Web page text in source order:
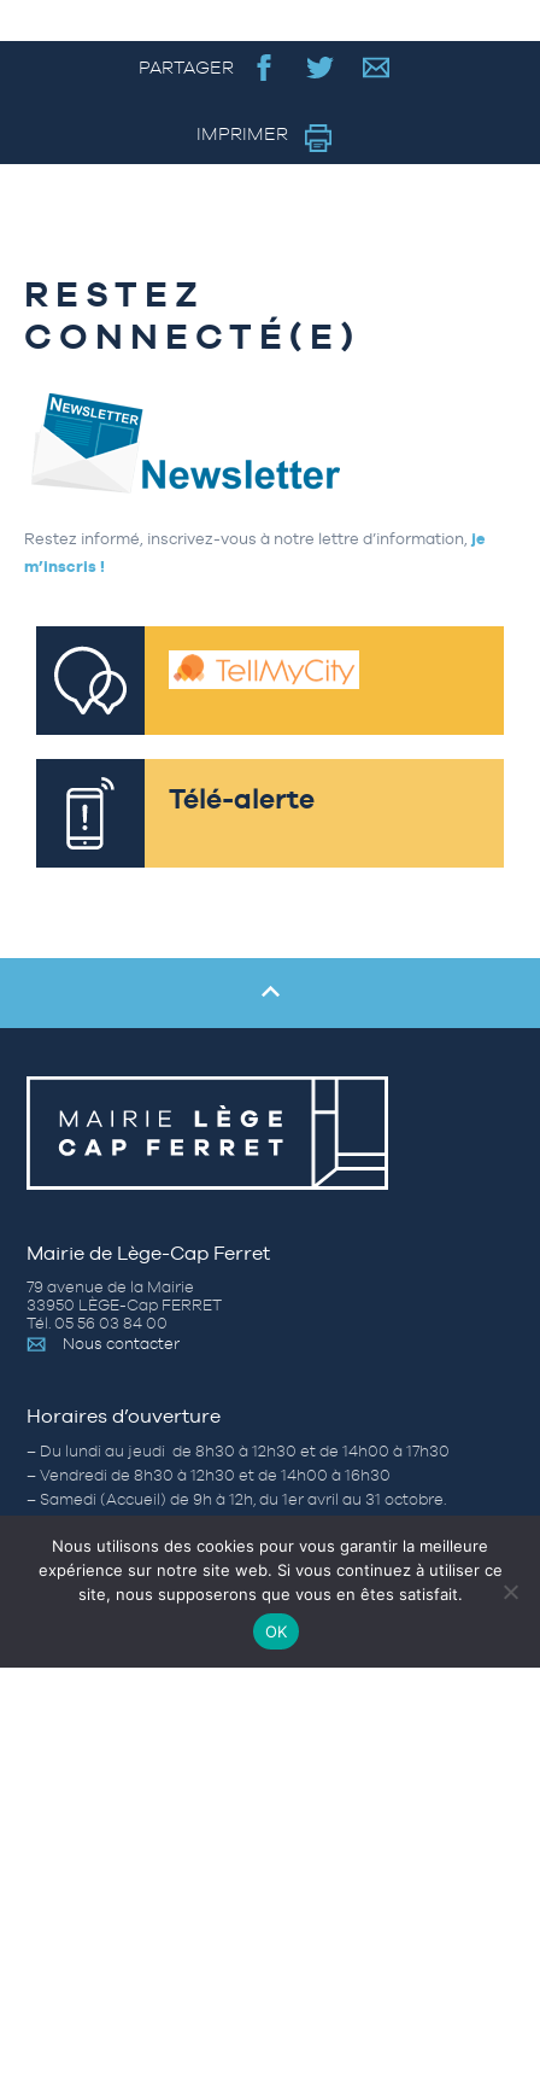
PARTAGER
IMPRIMER
RESTEZ
CONNECTÉ(E)
Restez informé, inscrivez-vous à notre lettre d’information, je
m’inscris !
Télé-alerte
Mairie de Lège-Cap Ferret
79 avenue de la Mairie
33950 LÈGE-Cap FERRET
Tél. 05 56 03 84 00
Nous contacter
Horaires d’ouverture
– Du lundi au jeudi de 8h30 à 12h30 et de 14h00 à 17h30
– Vendredi de 8h30 à 12h30 et de 14h00 à 16h30
– Samedi (Accueil) de 9h à 12h, du 1er avril au 31 octobre.
Nos autres sites
Nous utilisons des cookies pour vous garantir la meilleure
expérience sur notre site web. Si vous continuez à utiliser ce
site, nous supposerons que vous en êtes satisfait.
OK